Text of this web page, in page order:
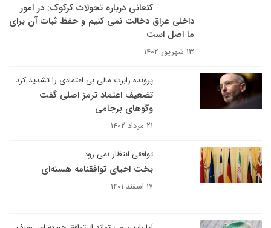
کنعانی درباره تحولات کرکوک: در امور
داخلی عراق دخالت نمی کنیم و حفظ ثبات آن برای
ما اصل است
۱۳ شهریور ۱۴۰۲
پرونده رابرت مالی بی اعتمادی را تشدید کرد
تضعیف اعتماد ترمز اصلی گفت
وگوهای برجامی
۲۱ مرداد ۱۴۰۲
توافقی انتظار نمی رود
بخت احیای توافقنامه هسته‌ای
۱۷ اسفند ۱۴۰۱